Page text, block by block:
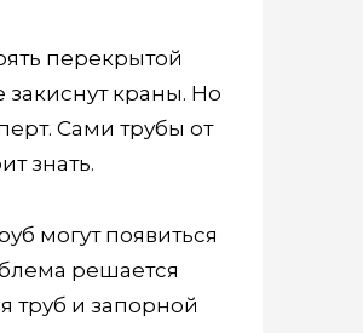
перекрытой
краны. Но
Сами трубы от
знать.
могут появиться
решается
труб и запорной